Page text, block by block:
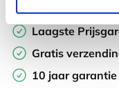
Laagste
Gratis
10 jaar garantie